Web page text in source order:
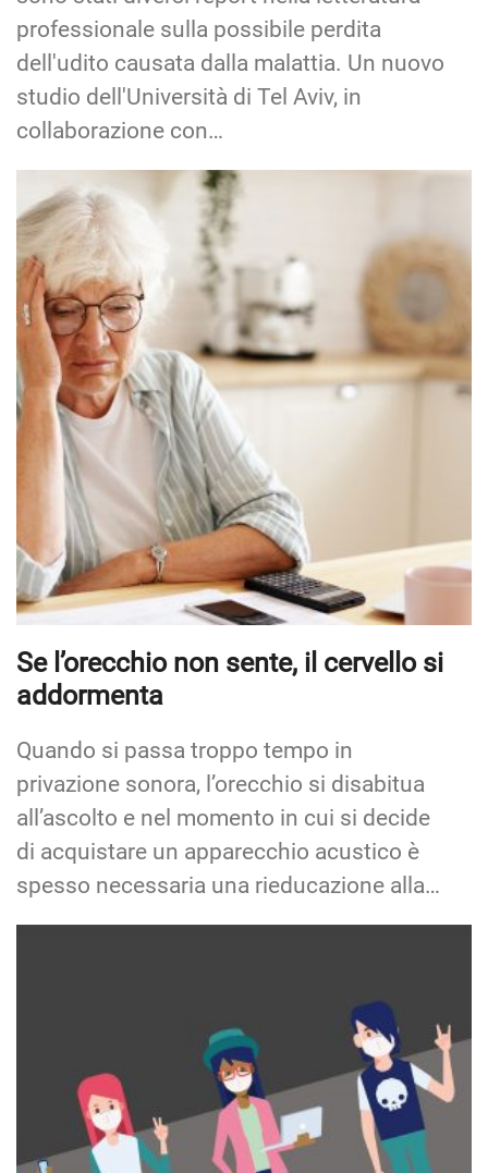
professionale sulla possibile perdita
dell'udito causata dalla malattia. Un nuovo
studio dell'Università di Tel Aviv, in
collaborazione con…
Se l’orecchio non sente, il cervello si
addormenta
Quando si passa troppo tempo in
privazione sonora, l’orecchio si disabitua
all’ascolto e nel momento in cui si decide
di acquistare un apparecchio acustico è
spesso necessaria una rieducazione alla…